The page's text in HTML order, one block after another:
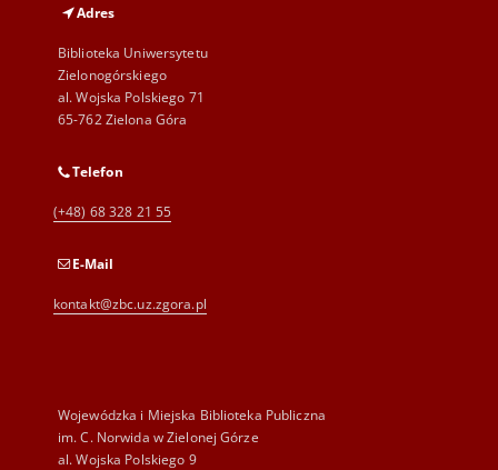
Adres
Biblioteka Uniwersytetu
Zielonogórskiego
al. Wojska Polskiego 71
65-762 Zielona Góra
Telefon
(+48) 68 328 21 55
E-Mail
kontakt@zbc.uz.zgora.pl
Wojewódzka i Miejska Biblioteka Publiczna
im. C. Norwida w Zielonej Górze
al. Wojska Polskiego 9